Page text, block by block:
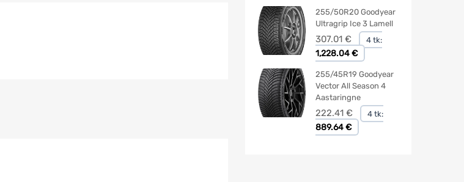
255/50R20 Goodyear
Ultragrip Ice 3 Lamell
307.01 € 4 tk:
1,228.04 €
255/45R19 Goodyear
Vector All Season 4
Aastaringne
222.41 € 4 tk:
889.64 €